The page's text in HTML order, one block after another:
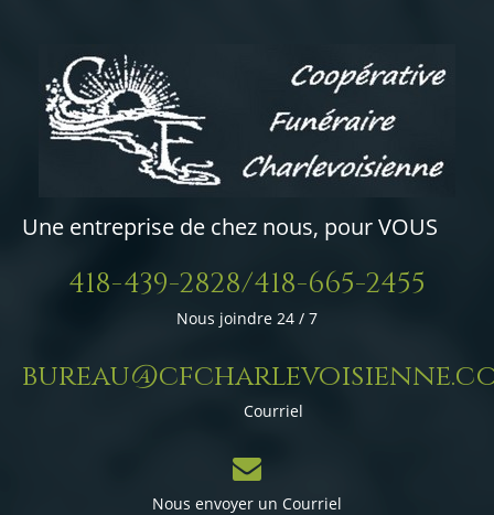
Une entreprise de chez nous, pour VOUS
418-439-2828/418-665-2455
Nous joindre 24 / 7
Courriel
Nous envoyer un Courriel